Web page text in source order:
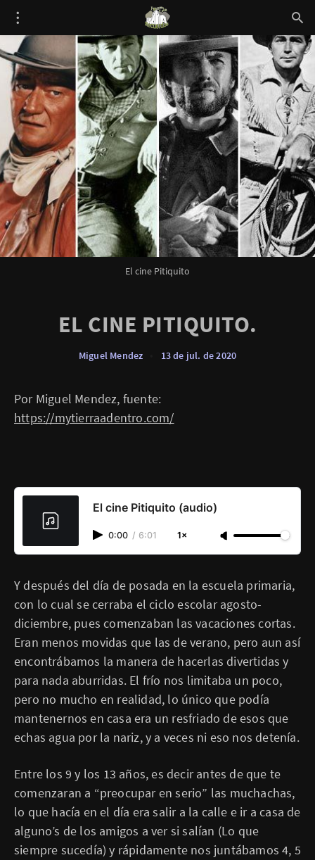
El cine Pitiquito
EL CINE PITIQUITO.
Miguel Mendez 13 de jul. de 2020
Por Miguel Mendez, fuente:
https://mytierraadentro.com/
El cine Pitiquito (audio)
0:00 / 6:01 1×
Y después del día de posada en la escuela primaria,
con lo cual se cerraba el ciclo escolar agosto-
diciembre, pues comenzaban las vacaciones cortas.
Eran menos movidas que las de verano, pero aun así
encontrábamos la manera de hacerlas divertidas y
para nada aburridas. El frío nos limitaba un poco,
pero no mucho en realidad, lo único que podía
mantenernos en casa era un resfriado de esos que
echas agua por la nariz, y a veces ni eso nos detenía.
Entre los 9 y los 13 años, es decir antes de que te
comenzaran a “preocupar en serio” las muchachas,
lo que hacía en el día era salir a la calle e ir a casa de
alguno’s de los amigos a ver si salían (Lo que
siempre sucedía) y rápidamente nos juntábamos 4, 5